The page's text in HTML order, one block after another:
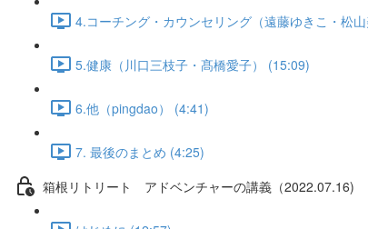
4.コーチング・カウンセリング（遠藤ゆきこ・松
5.健康（川口三枝子・髙橋愛子） (15:09)
6.他（pingdao） (4:41)
7. 最後のまとめ (4:25)
箱根リトリート アドベンチャーの講義（2022.07.16)